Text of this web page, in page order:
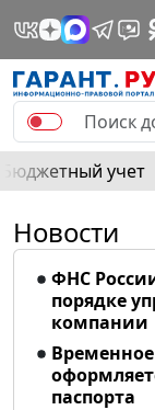
Бюджетный учет
Новости
ФНС
порядке
компании
паспорта